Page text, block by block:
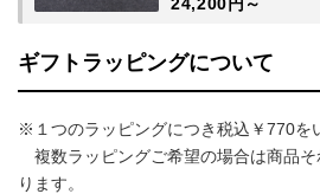
ギフトラッピングについて
※１つのラッピングにつき税込￥770を
複数ラッピングご希望の場合は商品
ります。